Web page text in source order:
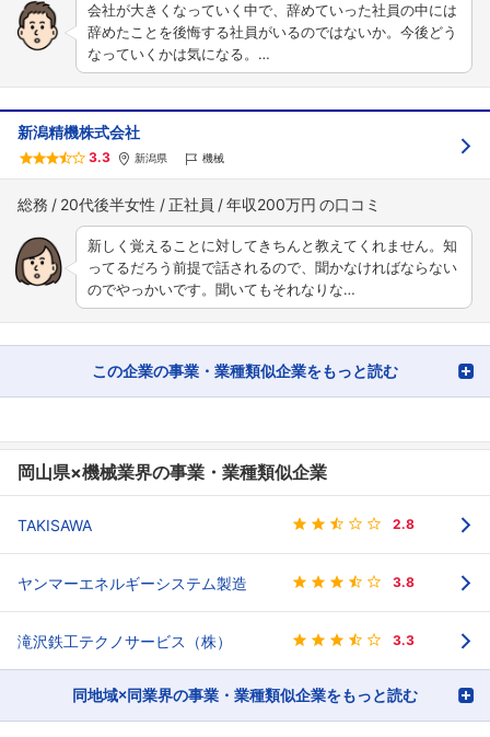
会社が大きくなっていく中で、辞めていった社員の中には
辞めたことを後悔する社員がいるのではないか。今後どう
なっていくかは気になる。…
新潟精機株式会社
3.3 新潟県 機械
総務 20代後半女性 正社員 年収200万円
新しく覚えることに対してきちんと教えてくれません。知
ってるだろう前提で話されるので、聞かなければならない
のでやっかいです。聞いてもそれなりな…
この企業の事業・業種類似企業をもっと読む
岡山県×機械業界の事業・業種類似企業
TAKISAWA 2.8
ヤンマーエネルギーシステム製造 3.8
滝沢鉄工テクノサービス（株） 3.3
同地域×同業界の事業・業種類似企業をもっと読む